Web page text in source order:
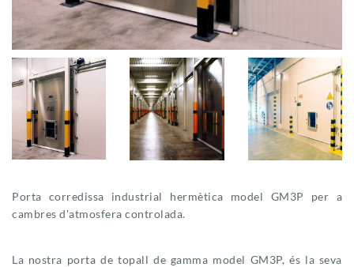
Porta corredissa industrial hermètica model GM3P per a
cambres d'atmosfera controlada.
La nostra porta de topall de gamma model GM3P, és la seva